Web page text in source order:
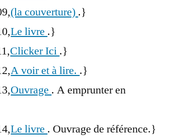
(la couverture) .}
Le livre .}
Clicker Ici .}
A voir et à lire. .}
Ouvrage . A emprunter en
Le livre . Ouvrage de référence.}